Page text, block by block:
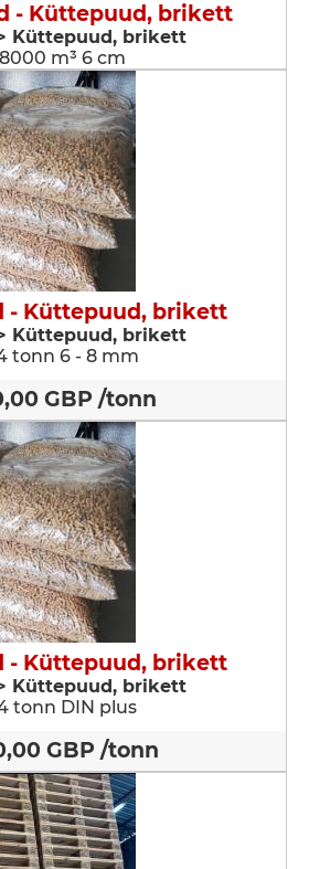
- Küttepuud, brikett
Küttepuud, brikett
8000 m³ 6 cm
- Küttepuud, brikett
Küttepuud, brikett
tonn 6 - 8 mm
GBP /tonn
- Küttepuud, brikett
Küttepuud, brikett
tonn DIN plus
GBP /tonn